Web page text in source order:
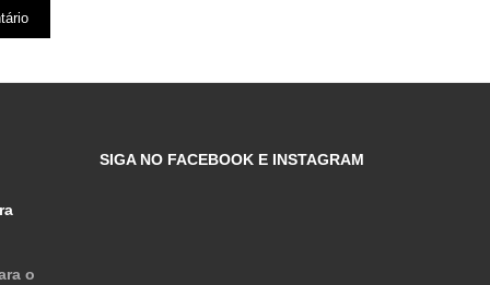
o
SIGA NO FACEBOOK E INSTAGRAM